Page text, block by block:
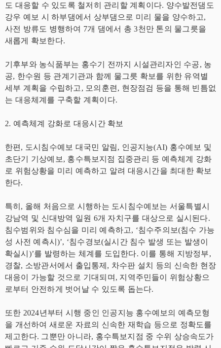
도 대응할 수 있도록 철저히 관리할 계획이다. 양수발전댐도
강우 예보 시 하부댐에서 상부댐으로 미리 물을 양수하고,
사전 방류도 병행하여 7개 댐에서 총 3천만 톤의 물그릇을
새롭게 확보한다.
기후부와 농식품부는 홍수기 전까지 시설관리자인 수공, 농
공, 한수원 등 관계기관과 함께 물그릇 확보를 위한 유역별
세부 계획을 수립하고, 모의훈련, 현장점검 등을 통해 빈틈없
는 대응체계를 구축할 계획이다.
2. 예측체계 강화로 대응시간 확보
한편, 도시침수예보 대국민 알림, 인공지능(AI) 홍수예보 및
초단기 기상예보, 홍수특보지점 집중관리 등 예측체계 강화
로 위험상황을 미리 예측하고 알려 대응시간을 최대한 확보
한다.
특히, 올해 처음으로 시행하는 도시침수예보는 서울특별시
강남역 및 신대방역 일원 6개 자치구를 대상으로 실시된다.
침수범위와 침수심을 미리 예측하고, ‘침수주의보(침수 가능
성 사전 예측시)’, ‘침수경보(실시간 침수 발생 또는 발생이
확실시)’를 발령하는 체계를 도입한다. 이를 통해 지방정부,
경찰, 소방관서에서 출입통제, 차수판 설치 등의 신속한 현장
대응이 가능할 것으로 기대되며, 지역주민들이 위험상황으
로부터 안전하게 벗어날 수 있도록 돕는다.
또한 2024년부터 시행 중인 인공지능 홍수예보의 예측모형
을 개선하여 새로운 자료의 신속한 재학습 등으로 정확도를
제고한다. 그뿐만 아니라, 홍수특보지점 중 수위 상승속도가